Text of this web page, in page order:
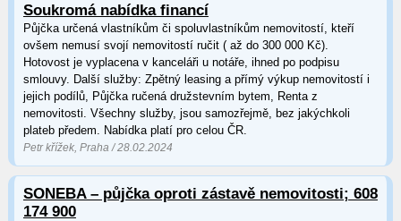
Soukromá nabídka financí
Půjčka určená vlastníkům či spoluvlastníkům nemovitostí, kteří
ovšem nemusí svojí nemovitostí ručit ( až do 300 000 Kč).
Hotovost je vyplacena v kanceláři u notáře, ihned po podpisu
smlouvy. Další služby: Zpětný leasing a přímý výkup nemovitostí i
jejich podílů, Půjčka ručená družstevním bytem, Renta z
nemovitosti. Všechny služby, jsou samozřejmě, bez jakýchkoli
plateb předem. Nabídka platí pro celou ČR.
Petr křížek, Praha / 28.02.2024
SONEBA – půjčka oproti zástavě nemovitosti; 608
174 900